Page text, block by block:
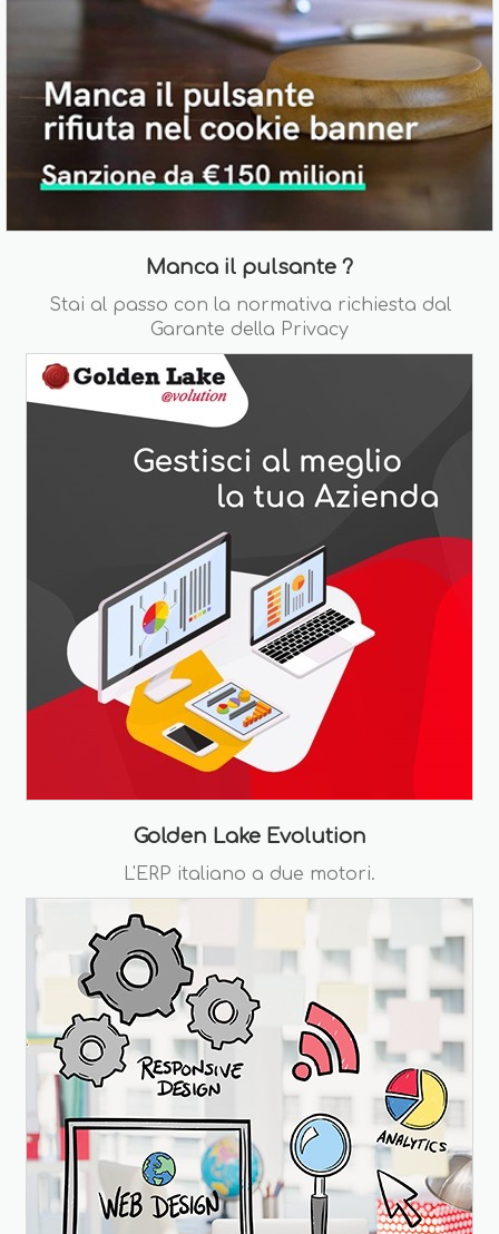
Manca il pulsante ?
Stai al passo con la normativa richiesta dal
Garante della Privacy
Golden Lake Evolution
L'ERP italiano a due motori.